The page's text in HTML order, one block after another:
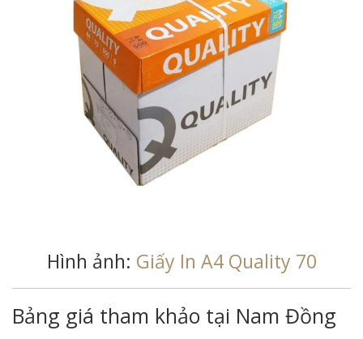
Hình ảnh: Giấy In A4 Quality 70
Bảng giá tham khảo tại Nam Đồng